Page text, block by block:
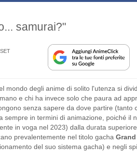
samurai?"
mondo degli anime di solito l'utenza si
e chi ha invece solo che paura ad
senza sapere da dove partire (tanto
sempre in termini di animazione, poiché il
in voga nel 2023) dalla durata
prevalentemente nel titolo gacha
del suo sistema gacha) e negli